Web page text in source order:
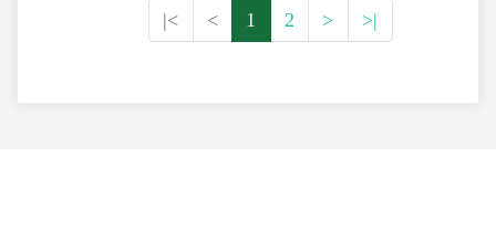
|< < 1 2 > >|